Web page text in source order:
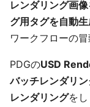
レンダリング画
グ用タグを自動
ワークフローの
PDGのUSD
バッチレンダリ
レンダリングをし